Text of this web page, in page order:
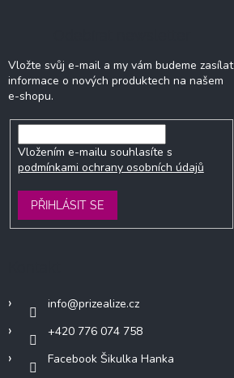
Vložte svůj e-mail a my vám budeme zasílat
informace o nových produktech na našem
e-shopu.
Vložením e-mailu souhlasíte s
podmínkami ochrany osobních údajů
PŘIHLÁSIT SE
info@prizealize.cz
+420 776 074 758
Facebook Šikulka Hanka